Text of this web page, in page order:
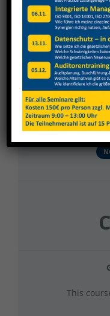
View
Larger
Image
Gehring
This